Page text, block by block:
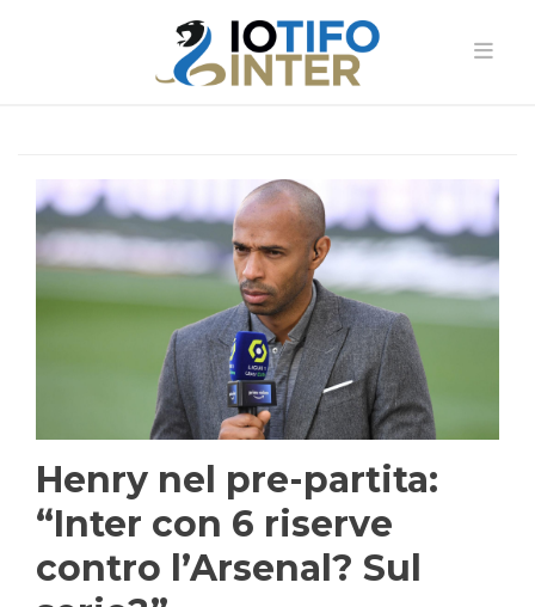
Henry nel pre-partita:
“Inter con 6 riserve
contro l’Arsenal? Sul